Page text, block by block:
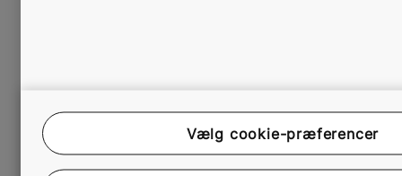
Vælg cookie-præferencer